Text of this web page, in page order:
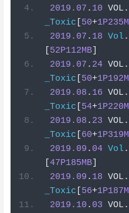
2019.07 . 10 VOL .
_Toxic
50+1P235M
2019.07 . 18 Vol.
52P112MB]
2019.07 . 24 VOL .
_Toxic
50+1P192M
2019.08 . 16 VOL .
_Toxic
54+1P220M
2019.08 . 23 VOL .
_Toxic
60+1P319M
2019.09 . 04 Vol.
47P185MB]
2019.09 . 18 VOL .
_Toxic
56+1P187M
2019.10 . 03 VOL .